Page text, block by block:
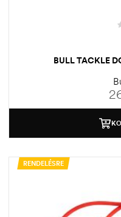
BULL TACKLE
RENDELÉSRE